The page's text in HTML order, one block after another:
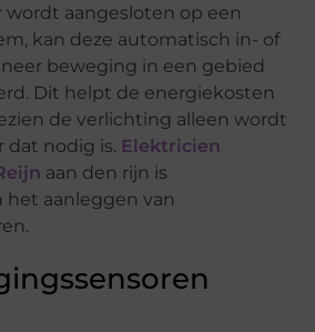
wordt aangesloten op een
kan deze automatisch in- of
beweging in een gebied
Dit helpt de energiekosten
de verlichting alleen wordt
dat nodig is. Elektricien
aan den rijn is
het aanleggen van